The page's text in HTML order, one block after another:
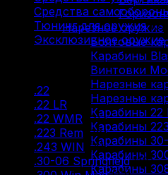
Нарезное оружие
Болтовые
Карабины
Винтовки
Нарезные
Нарезные
Карабины 22
Карабины
Карабины
Карабины
Карабины
Средства
Тюнинг для оружия (37)
Эксклюзивное оружие
.22
.22 LR
(29)
.22 WMR (3)
.223 Rem (18)
.243 WIN (4)
.30-06 Springfield (18)